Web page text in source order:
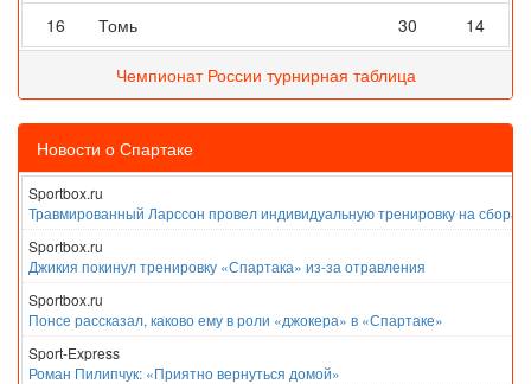
16
Томь 30 14
Чемпионат России турнирная таблица
Новости о Спартаке
Sportbox.ru
Травмированный Ларссон провел индивидуальную тренировку на
Sportbox.ru
Джикия покинул тренировку «Спартака» из-за отравления
Sportbox.ru
Понсе рассказал, каково ему в роли «джокера» в «Спартаке»
Sport-Express
Роман Пилипчук: «Приятно вернуться домой»